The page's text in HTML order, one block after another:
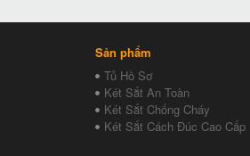
Sản phẩm
Tủ Hồ Sơ
Két Sắt An Toàn
Két Sắt Chống Cháy
Két Sắt Cách Đúc Cao Cấp